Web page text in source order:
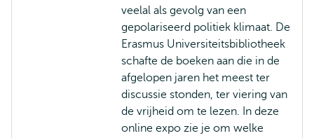
veelal als gevolg van een
gepolariseerd politiek klimaat. De
Erasmus Universiteitsbibliotheek
schafte de boeken aan die in de
afgelopen jaren het meest ter
discussie stonden, ter viering van
de vrijheid om te lezen. In deze
online expo zie je om welke